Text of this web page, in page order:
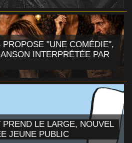
"UNE COMÉDIE",
INTERPRÉTÉE PAR
LE LARGE, NOUVEL
JEUNE PUBLIC